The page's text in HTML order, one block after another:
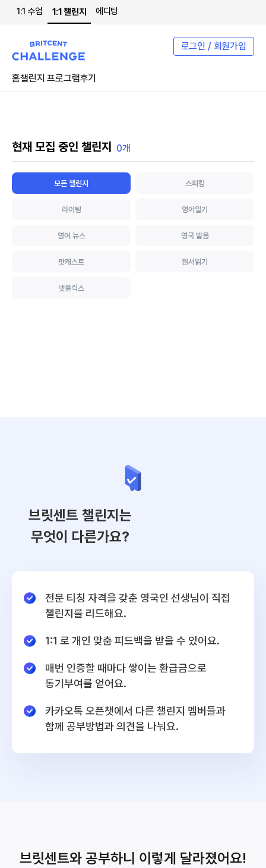
1:1 수업 1:1 챌린지 에디팅
로그인 / 회원가입
홈챌린지 프로그램후기
현재 모집 중인 챌린지 0개
모든 챌린지 스피킹
라이팅 영어일기
영어 뉴스 영국 발음
팟캐스트 원서읽기
넷플릭스
브릿센트 챌린지는
무엇이 다른가요?
전문 티칭 자격을 갖춘 영국인 선생님이 직접
챌린지를 리드해요.
1:1 로 개인 맞춤 피드백을 받을 수 있어요.
매번 인증할 때마다 쌓이는 환급금으로
동기부여를 얻어요.
카카오톡 오픈챗에서 다른 챌린지 멤버들과
함께 공부방법과 의견을 나눠요.
브릿센트와 공부하니 이렇게 달라졌어요!